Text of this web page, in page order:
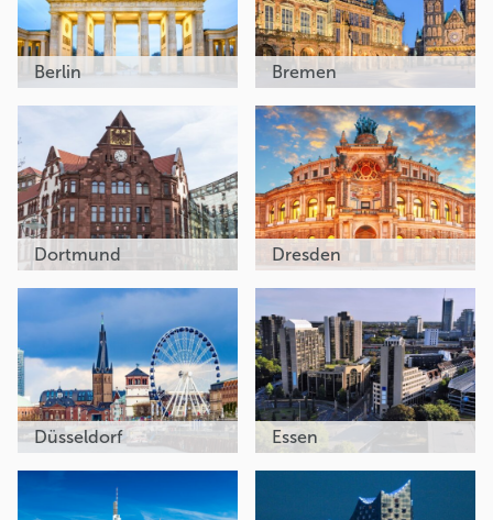
Berlin Bremen
Dortmund Dresden
Düsseldorf Essen